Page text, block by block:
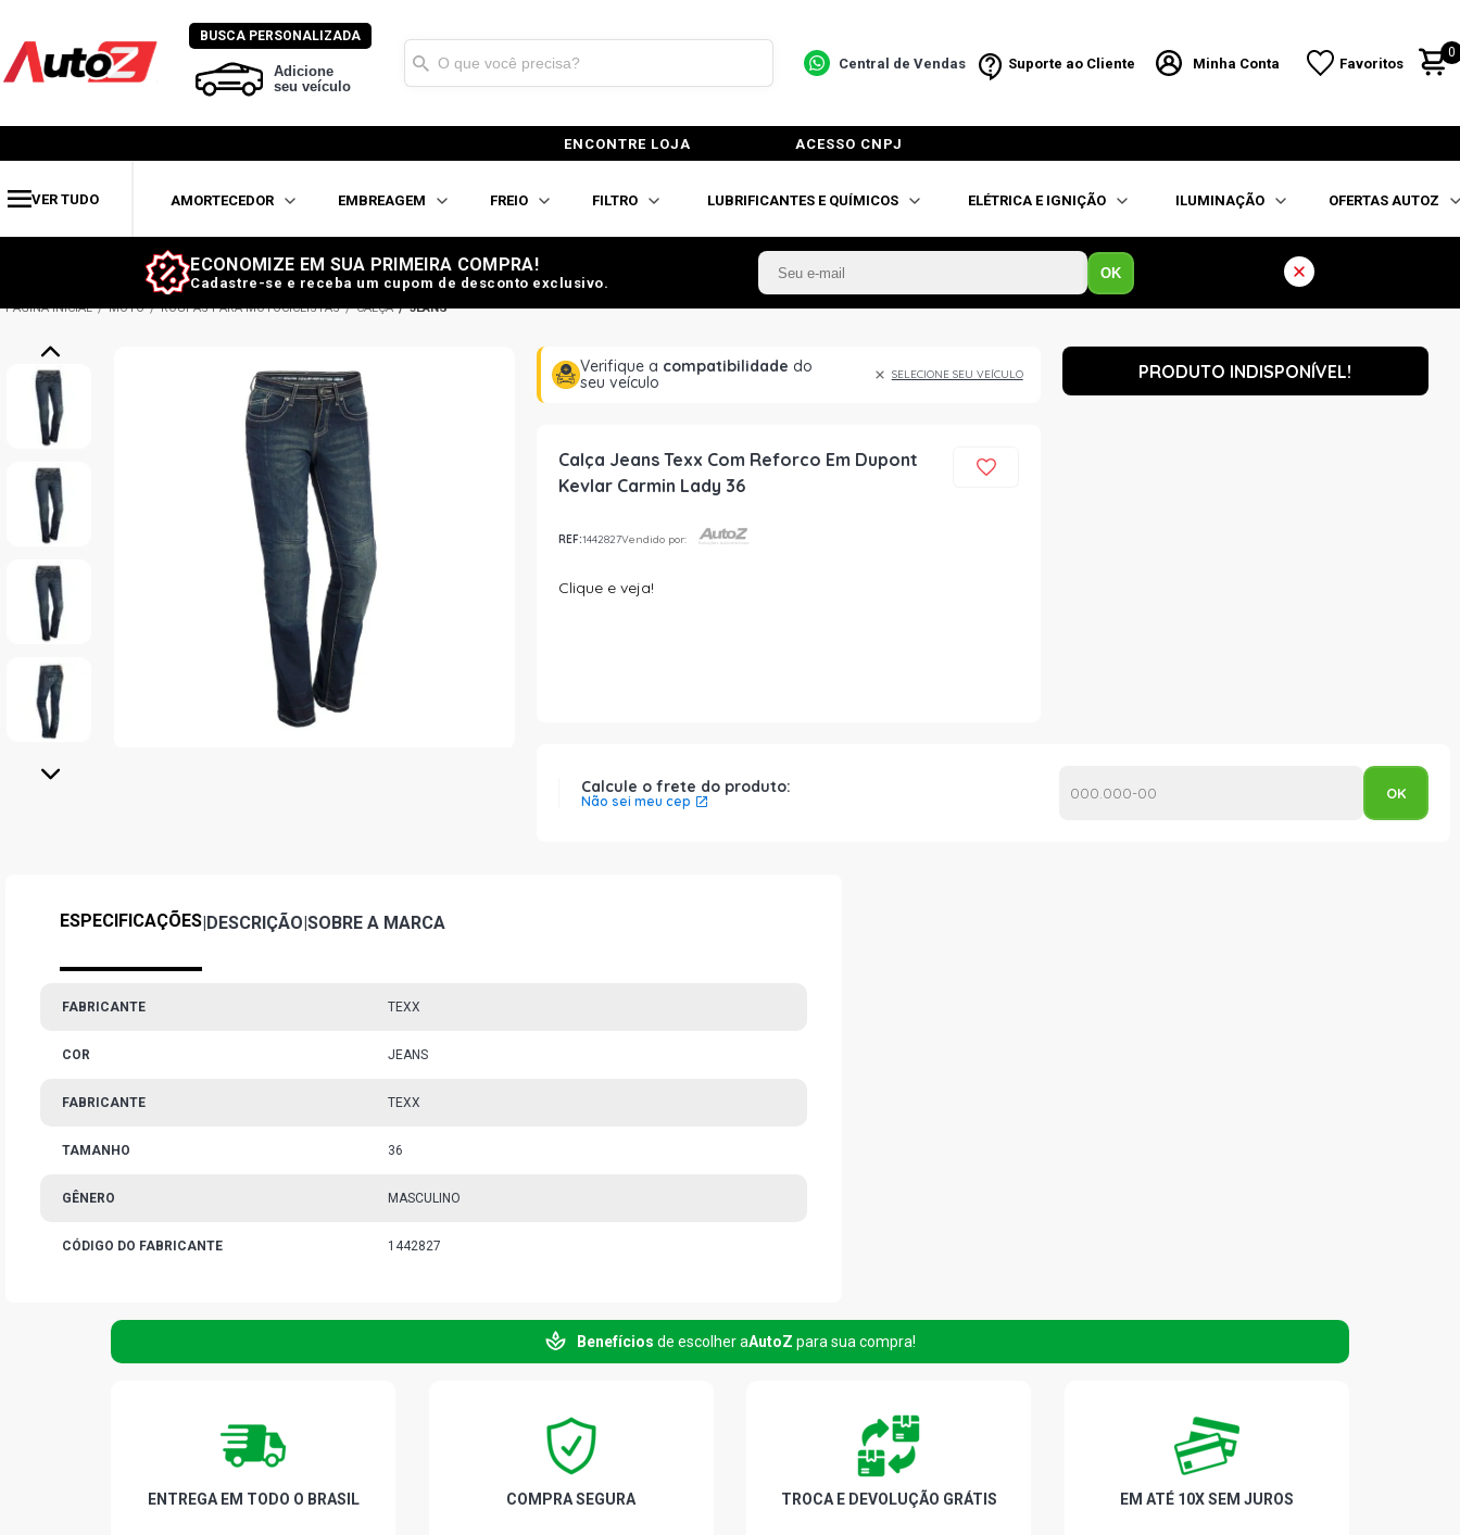
BUSCA PERSONALIZADA
Adicione
seu veículo
Central de Vendas Suporte ao Cliente Minha Conta Favoritos
0
ENCONTRE LOJA ACESSO CNPJ
VER TUDO AMORTECEDOR EMBREAGEM FREIO FILTRO LUBRIFICANTES E QUÍMICOS ELÉTRICA E IGNIÇÃO ILUMINAÇÃO OFERTAS AUTOZ
ECONOMIZE EM SUA PRIMEIRA COMPRA!
Cadastre-se e receba um cupom de desconto exclusivo.
OK
MOTO ROUPAS PARA MOTOCICLISTAS CALÇA JEANS
Verifique a compatibilidade do
seu veículo
SELECIONE SEU VEÍCULO
Calça Jeans Texx Com Reforco Em Dupont
Kevlar Carmin Lady 36
REF:1442827Vendido por:
Clique e veja!
PRODUTO INDISPONÍVEL!
Calcule o frete do produto:
Não sei meu cep
ESPECIFICAÇÕES|DESCRIÇÃO|SOBRE A MARCA
FABRICANTE TEXX
COR JEANS
FABRICANTE TEXX
TAMANHO 36
GÊNERO MASCULINO
CÓDIGO DO FABRICANTE 1442827
Benefícios de escolher aAutoZ para sua compra!
ENTREGA EM TODO O BRASIL COMPRA SEGURA TROCA E DEVOLUÇÃO GRÁTIS EM ATÉ 10X SEM JUROS